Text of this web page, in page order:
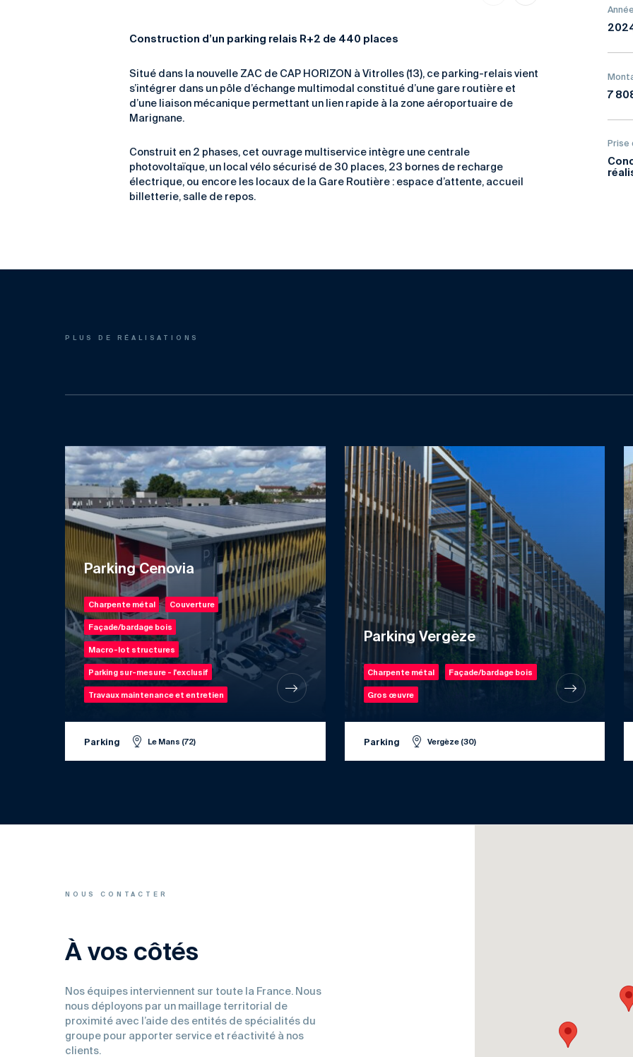
Construction d’un parking relais R+2 de 440 places
Situé dans la nouvelle ZAC de CAP HORIZON à Vitrolles (13), ce parking-relais vient
s’intégrer dans un pôle d’échange multimodal constitué d’une gare routière et
d’une liaison mécanique permettant un lien rapide à la zone aéroportuaire de
Marignane.
Construit en 2 phases, cet ouvrage multiservice intègre une centrale
photovoltaïque, un local vélo sécurisé de 30 places, 23 bornes de recharge
électrique, ou encore les locaux de la Gare Routière : espace d’attente, accueil
billetterie, salle de repos.
7
Prise
PLUS DE RÉALISATIONS
Parking Cenovia
Charpente métal Couverture
Façade/bardage bois
Macro-lot structures
Parking sur-mesure - l'exclusif
Travaux maintenance et entretien
Parking Le Mans (72)
Parking Vergèze
Charpente métal Façade/bardage bois
Gros œuvre
Parking Vergèze (30)
NOUS CONTACTER
À vos côtés
Nos équipes interviennent sur toute la France. Nous
nous déployons par un maillage territorial de
proximité avec l’aide des entités de spécialités du
groupe pour apporter service et réactivité à nos
clients.